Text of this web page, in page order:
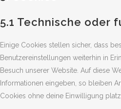
5.1 Technische oder
Einige Cookies stellen sicher, dass
Benutzereinstellungen weiterhin in
Besuch unserer Website. Auf diese
Informationen eingeben, so bleiben
Cookies ohne deine Einwilligung